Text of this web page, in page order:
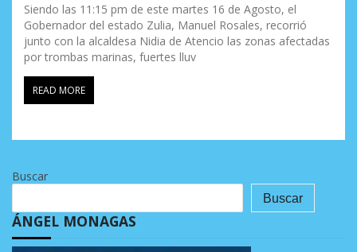
Siendo las 11:15 pm de este martes 16 de Agosto, el
Gobernador del estado Zulia, Manuel Rosales, recorrió
junto con la alcaldesa Nidia de Atencio las zonas afectadas
por trombas marinas, fuertes lluv
READ MORE
Buscar
Buscar
ÁNGEL MONAGAS